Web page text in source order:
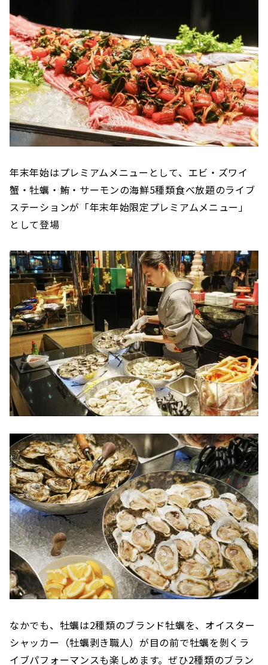
年末年始はプレミアムメニューとして、エビ・ズワイ
蟹・牡蠣・鮪・サーモンの海鮮5種類食べ放題のライブ
ステーションが「年末年始限定プレミアムメニュー」
として登場
なかでも、牡蠣は2種類のブランド牡蠣を、オイスター
シャッカー（牡蠣剥き職人）が目の前で牡蠣を剝くラ
イブパフォーマンスも楽しめます。ぜひ2種類のブラン